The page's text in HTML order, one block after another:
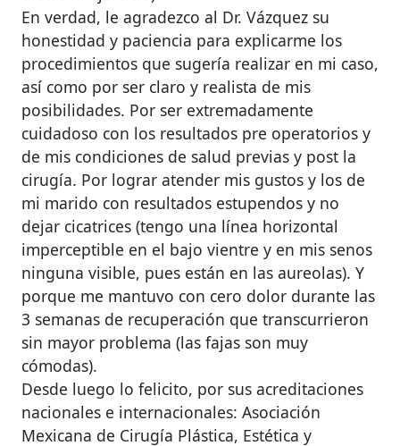
En verdad, le agradezco al Dr. Vázquez su
honestidad y paciencia para explicarme los
procedimientos que sugería realizar en mi caso,
así como por ser claro y realista de mis
posibilidades. Por ser extremadamente
cuidadoso con los resultados pre operatorios y
de mis condiciones de salud previas y post la
cirugía. Por lograr atender mis gustos y los de
mi marido con resultados estupendos y no
dejar cicatrices (tengo una línea horizontal
imperceptible en el bajo vientre y en mis senos
ninguna visible, pues están en las aureolas). Y
porque me mantuvo con cero dolor durante las
3 semanas de recuperación que transcurrieron
sin mayor problema (las fajas son muy
cómodas).
Desde luego lo felicito, por sus acreditaciones
nacionales e internacionales: Asociación
Mexicana de Cirugía Plástica, Estética y